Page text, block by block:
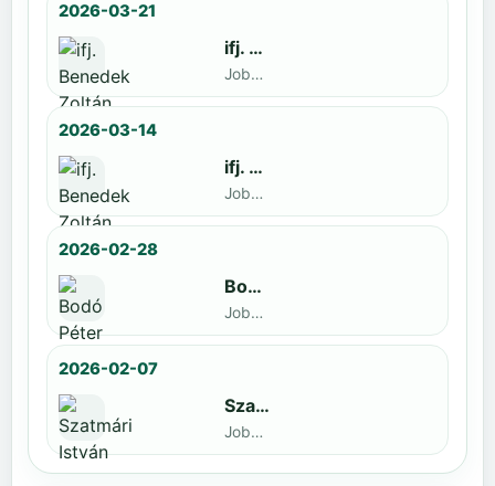
2026-03-21
ifj. Benedek Zoltán
Jobbak · döntős: Szatmári István
2026-03-14
ifj. Benedek Zoltán
Jobbak · döntős: id. Benedek Zoltán
2026-02-28
Bodó Péter
Jobbak · döntős: Kocsó Sándor
2026-02-07
Szatmári István
Jobbak · döntős: Kiss Barnabás